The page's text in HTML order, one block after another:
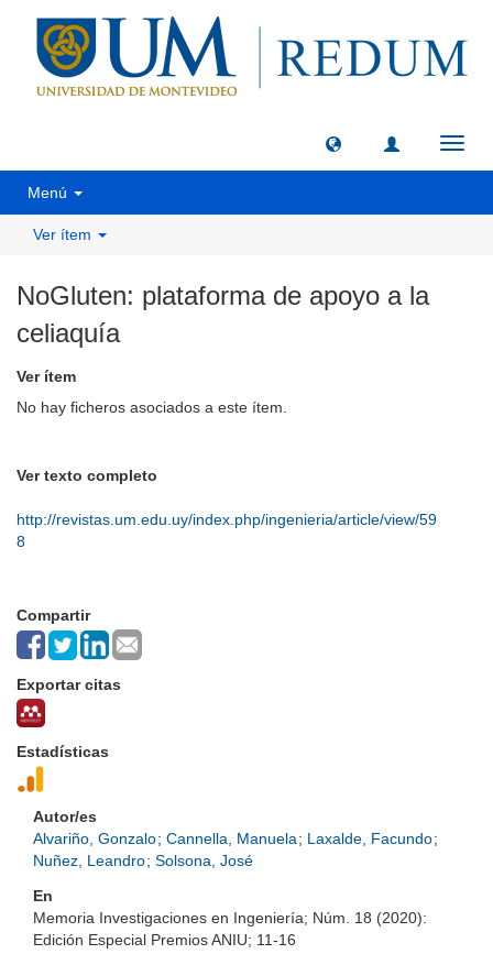
Menú
Ver ítem
NoGluten: plataforma de apoyo a la
celiaquía
Ver ítem
No hay ficheros asociados a este ítem.
Ver texto completo
http://revistas.um.edu.uy/index.php/ingenieria/article/view/59
8
Compartir
Exportar citas
Estadísticas
Autor/es
Alvariño, Gonzalo; Cannella, Manuela; Laxalde, Facundo;
Nuñez, Leandro; Solsona, José
En
Memoria Investigaciones en Ingeniería; Núm. 18 (2020):
Edición Especial Premios ANIU; 11-16